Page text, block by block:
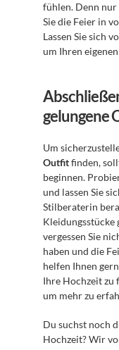
fühlen. Denn nur
Sie die Feier in
Lassen Sie sich
um Ihren
gelungene
Um
Outfit finden,
beginnen.
und lassen Sie
Stilberaterin
Kleidungsstücke
vergessen Sie
haben und die
helfen Ihnen
Ihre Hochzeit zu
um mehr zu
Du suchst noch
Hochzeit? Wir